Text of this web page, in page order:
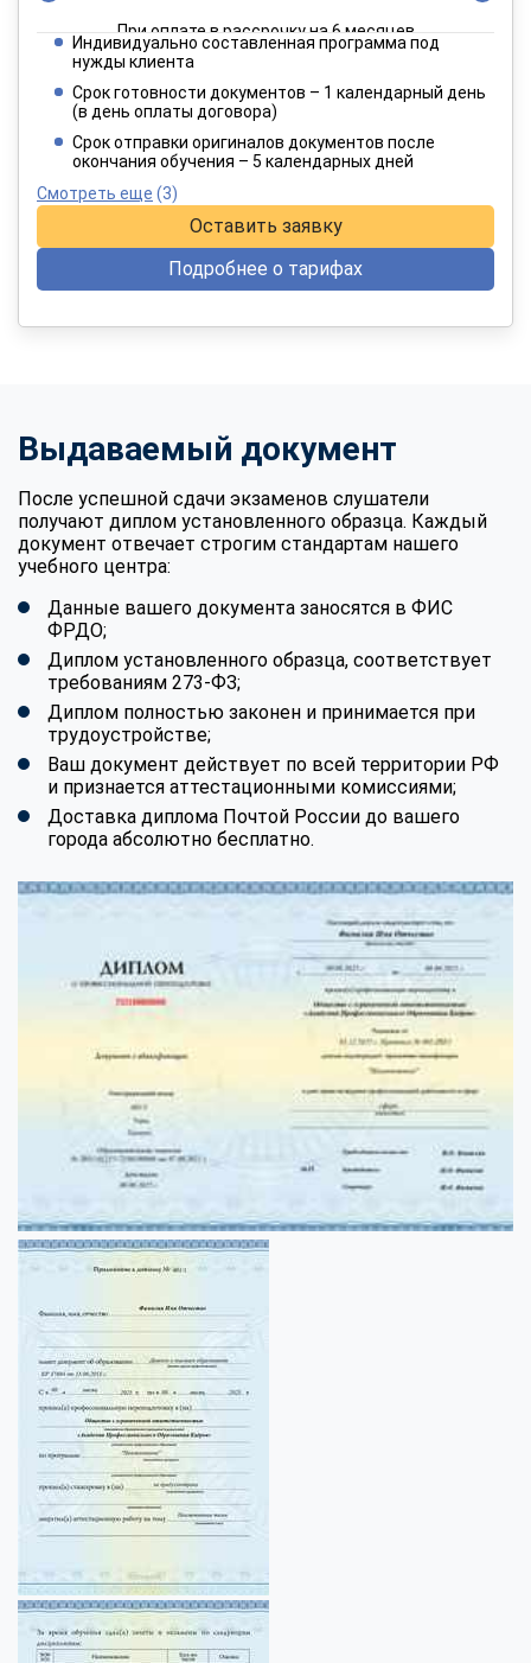
При оплате в рассрочку на 6 месяцев
4 949 руб. / 8 249 руб.
При оплате в рассрочку на 12 месяцев
Индивидуально составленная программа под
нужды клиента
Срок готовности документов – 1 календарный день
(в день оплаты договора)
Срок отправки оригиналов документов после
окончания обучения – 5 календарных дней
Смотреть еще (3)
Оставить заявку
Подробнее о тарифах
Выдаваемый документ
После успешной сдачи экзаменов слушатели
получают диплом установленного образца. Каждый
документ отвечает строгим стандартам нашего
учебного центра:
Данные вашего документа заносятся в ФИС
ФРДО;
Диплом установленного образца, соответствует
требованиям 273-ФЗ;
Диплом полностью законен и принимается при
трудоустройстве;
Ваш документ действует по всей территории РФ
и признается аттестационными комиссиями;
Доставка диплома Почтой России до вашего
города абсолютно бесплатно.